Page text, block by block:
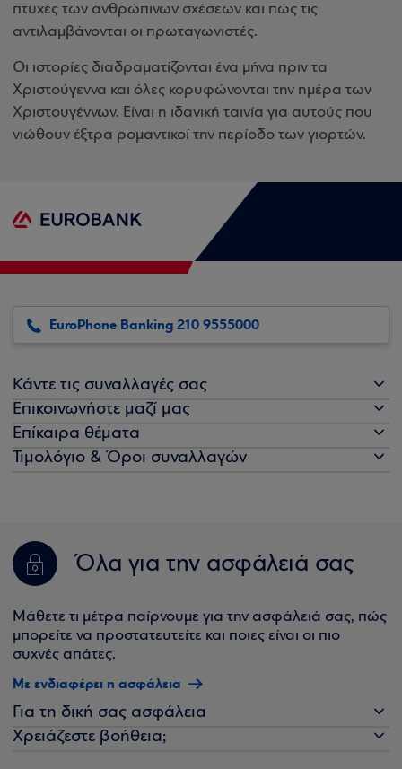
πτυχές των ανθρώπινων σχέσεων και πώς τις
αντιλαμβάνονται οι πρωταγωνιστές.
Οι ιστορίες διαδραματίζονται ένα μήνα πριν τα
Χριστούγεννα και όλες κορυφώνονται την ημέρα των
Χριστουγέννων. Είναι η ιδανική ταινία για αυτούς που
νιώθουν έξτρα ρομαντικοί την περίοδο των γιορτών.
EuroPhone Banking 210 9555000
Κάντε τις συναλλαγές σας
Επικοινωνήστε μαζί μας
Επίκαιρα θέματα
Τιμολόγιο & Όροι συναλλαγών
Όλα για την ασφάλειά σας
Μάθετε τι μέτρα παίρνουμε για την ασφάλειά σας, πώς
μπορείτε να προστατευτείτε και ποιες είναι οι πιο
συχνές απάτες.
Με ενδιαφέρει η ασφάλεια
Για τη δική σας ασφάλεια
Χρειάζεστε βοήθεια;